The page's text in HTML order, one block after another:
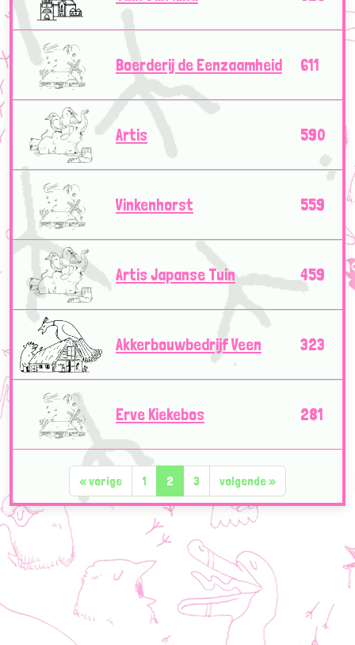
Boerderij de Eenzaamheid 611
Artis 590
Vinkenhorst 559
Artis Japanse Tuin 459
Akkerbouwbedrijf Veen 323
Erve Kiekebos 281
«vorige 1 2 3 volgende»